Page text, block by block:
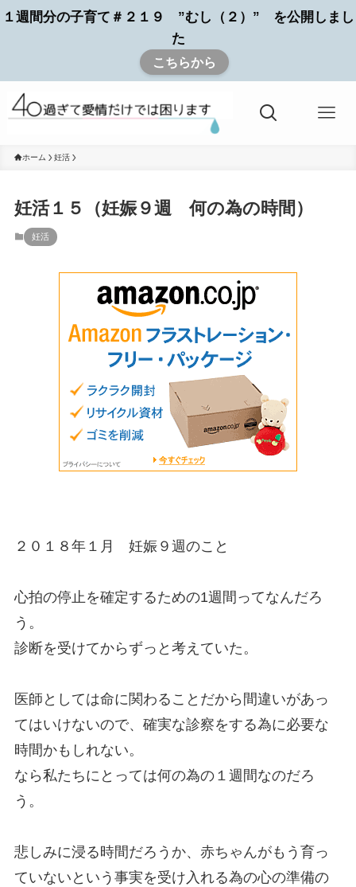
１週間分の子育て＃２１９ ”むし（２）” を公開しまし
た
こちらから
ホーム 妊活
妊活１５（妊娠９週 何の為の時間）
妊活
２０１８年１月 妊娠９週のこと
心拍の停止を確定するための1週間ってなんだろ
う。
診断を受けてからずっと考えていた。
医師としては命に関わることだから間違いがあっ
てはいけないので、確実な診察をする為に必要な
時間かもしれない。
なら私たちにとっては何の為の１週間なのだろ
う。
悲しみに浸る時間だろうか、赤ちゃんがもう育っ
ていないという事実を受け入れる為の心の準備の